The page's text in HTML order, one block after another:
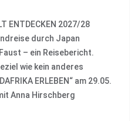
ENTDECKEN 2027/28
durch Japan
– ein Reisebericht.
wie kein anderes
ERLEBEN“ am 29.05.
Anna Hirschberg